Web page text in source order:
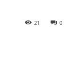
0
21